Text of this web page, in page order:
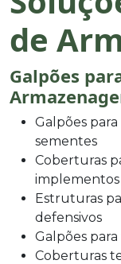
de
Galpões
Galpões
sementes
Coberturas
implementos
Estruturas
defensivos
Galpões
Coberturas